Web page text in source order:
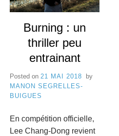
Burning : un
thriller peu
entrainant
Posted on 21 MAI 2018
by
MANON SEGRELLES-
BUIGUES
En compétition officielle,
Lee Chang-Dong revient